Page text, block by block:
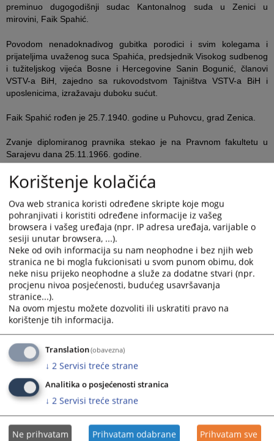
preminuo dugogodišnji sudac Kantonalnog suda u Zenici u
mirovini, Faik Spahić.
Povodom nenadoknadivog gubitka porodici i svim kolegama i
prijateljima uvaženog suca Spahića, predsjednik Visokog sudbenog
i tužiteljskog vijeća Bosne i Hercegovine Sanin Bogunić, članovi
VSTV-a BiH, zajedno sa rukovodstvom Tajništva VSTV-a BiH i
uposlenicima, izražavaju duboku sućut.
Faik Spahić rođen je 25.7.1940. godine u Puhovcu, grad Zenica.
Zvanje diplomiranog pravnika stekao je na Pravnom fakultetu u
Sarajevu dana 25.11.1966. godine.
Profesionalnu karijeru započeo je u Komunalnom uredu za
socijalno osiguranje Zenica 1966. godine nakon čega je 1971.
godine počeo raditi u SIZ MIO BiH Filijala Zenica, te od 1972.
godine u SIZ zdravstvene skrbi Zenica na poslovima visoke stručne
spreme.
U Osnovnom sudu udruženog rada Zenica radio je u periodu od
1.4.1984. godine do 30.6.1992. godine.
Pred Povjerenstvom za polaganje pravosudnog ispita Republičkog
tajništva za pravosuđe i administraciju Sarajevo položio je
pravosudni ispit dana 21.10.1991. godine.
Za suca Višeg suda u Zenici izabran je 1.7.1992. godine, a za suca
Kantonalnog suda u Zenici 4.6.1997. godine.
funkciju predsjednika kaznenog odjeljenja suda.
do odlaska u mirovinu 25.7.2010. godine.
Korištenje kolačića
Ova web stranica koristi određene skripte koje mogu
pohranjivati i koristiti određene informacije iz vašeg
browsera i vašeg uređaja (npr. IP adresa uređaja, varijable o
sesiji unutar browsera, ...).
Neke od ovih informacija su nam neophodne i bez njih web
stranica ne bi mogla fukcionisati u svom punom obimu, dok
neke nisu prijeko neophodne a služe za dodatne stvari (npr.
procjenu nivoa posjećenosti, budućeg usavršavanja
stranice...).
Na ovom mjestu možete dozvoliti ili uskratiti pravo na
korištenje tih informacija.
Translation(obavezna)
↓ 2 Servisi treće strane
Analitika o posjećenosti stranica
↓ 2 Servisi treće strane
Ne prihvatam Prihvatam odabrane Prihvatam sve